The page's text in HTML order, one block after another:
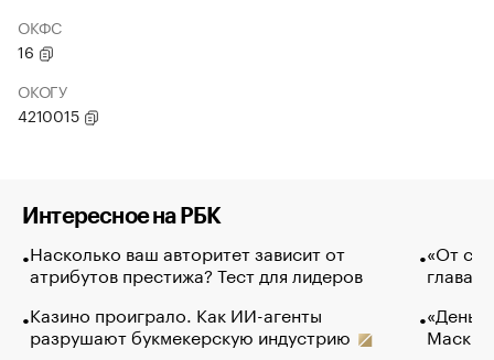
ОКФС
16
ОКОГУ
4210015
Интересное на РБК
Насколько ваш авторитет зависит от
атрибутов престижа? Тест для лидеров
Казино проиграло. Как ИИ-агенты
разрушают букмекерскую индустрию
«От
глава
Маск в